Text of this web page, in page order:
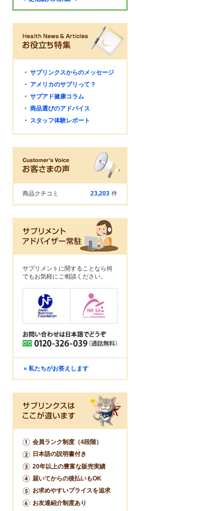
・ サプリンクスからのメッセージ
・ アメリカのサプリって？
・ サプアド健康コラム
・ 商品選びのアドバイス
・ スタッフ体験レポート
商品クチコミ 23,203 件
サプリメントに関することなら何
でもお気軽にご相談ください。
» 私たちがお答えします
会員ランク制度（4段階）
日本語の説明書付き
20年以上の豊富な販売実績
届いてからの後払いもOK
お求めやすいプライスを追求
お友達紹介制度あり